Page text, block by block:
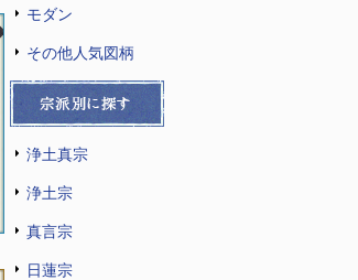
モダン
その他人気図柄
浄土真宗
浄土宗
真言宗
日蓮宗